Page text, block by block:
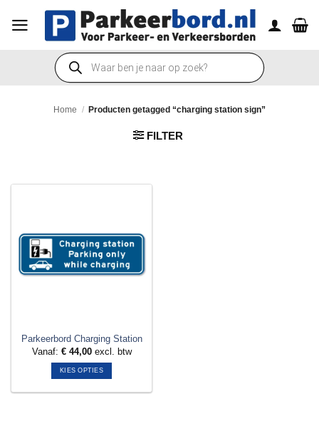
naar
Producten
zoeken
Home / Producten getagged “charging station sign”
FILTER
Parkeerbord Charging Station
Vanaf: €44,00excl. btw
KIES OPTIES